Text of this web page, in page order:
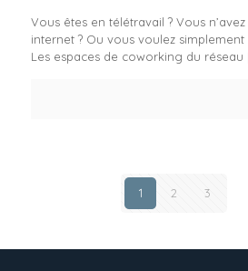
Vous êtes en télétravail ? Vous
internet ? Ou vous voulez
Les espaces de coworking du réseau
1 2 3